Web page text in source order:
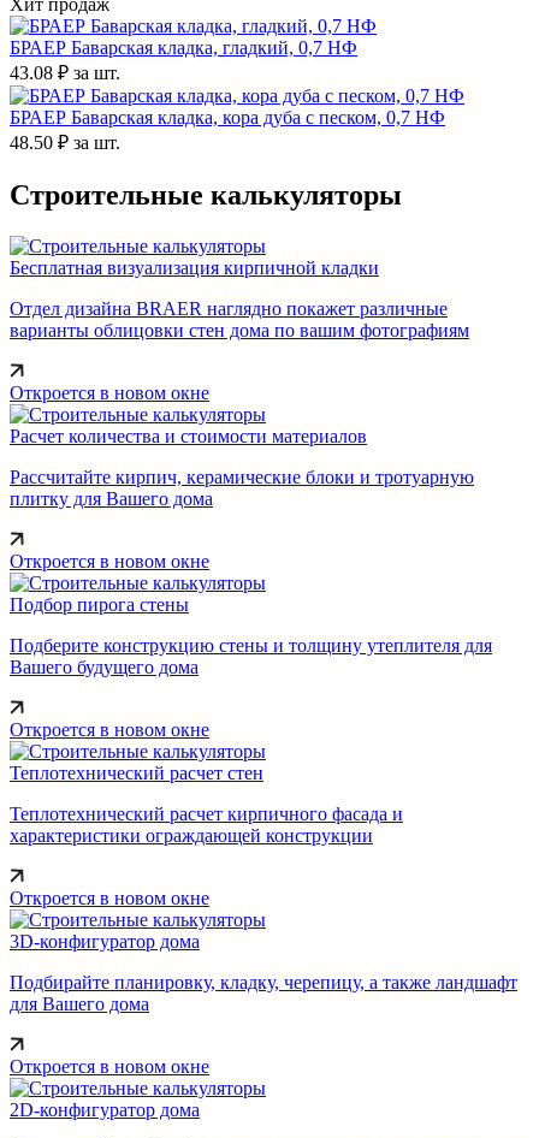
БРАЕР Баварская кладка, гладкий, 0,7 НФ
43.08 ₽ за шт.
БРАЕР Баварская кладка, кора дуба с песком, 0,7 НФ
48.50 ₽ за шт.
Строительные калькуляторы
Бесплатная визуализация кирпичной кладки
Отдел дизайна BRAER наглядно покажет различные
варианты облицовки стен дома по вашим фотографиям
Откроется в новом окне
Расчет количества и стоимости материалов
Рассчитайте кирпич, керамические блоки и тротуарную
плитку для Вашего дома
Откроется в новом окне
Подбор пирога стены
Подберите конструкцию стены и толщину утеплителя для
Вашего будущего дома
Откроется в новом окне
Теплотехнический расчет стен
Теплотехнический расчет кирпичного фасада и
характеристики ограждающей конструкции
Откроется в новом окне
3D-конфигуратор дома
Подбирайте планировку, кладку, черепицу, а также ландшафт
для Вашего дома
Откроется в новом окне
2D-конфигуратор дома